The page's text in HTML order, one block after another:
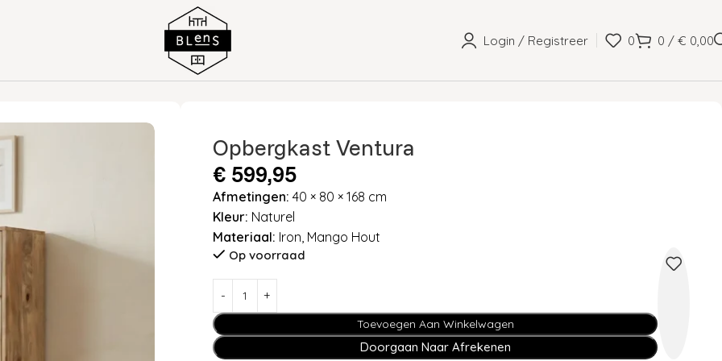
Login / Registreer 0 0 / € 0,00
Opbergkast Ventura
€ 599,95
Afmetingen: 40 × 80 × 168 cm
Kleur: Naturel
Materiaal: Iron, Mango Hout
Op voorraad
Toevoegen Aan Winkelwagen
Doorgaan Naar Afrekenen